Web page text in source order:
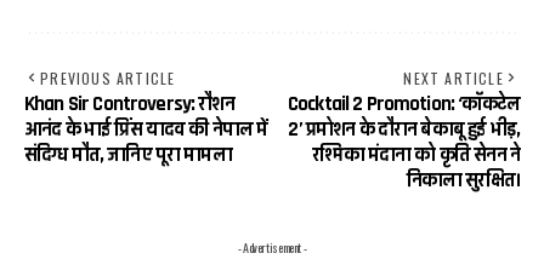
PREVIOUS ARTICLE
Khan Sir Controversy: रौशन
आनंद के भाई प्रिंस यादव की नेपाल में
संदिग्ध मौत, जानिए पूरा मामला
NEXT ARTICLE
Cocktail 2 Promotion: ‘कॉकटेल
2’ प्रमोशन के दौरान बेकाबू हुई भीड़,
रश्मिका मंदाना को कृति सेनन ने
निकाला सुरक्षित।
- Advertisement -